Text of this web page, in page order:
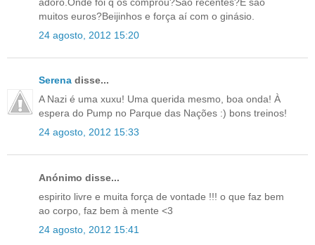
muitos euros?Beijinhos e força aí com o ginásio.
24 agosto, 2012 15:20
Serena disse...
A Nazi é uma xuxu! Uma querida mesmo, boa onda! À
espera do Pump no Parque das Nações :) bons treinos!
24 agosto, 2012 15:33
Anónimo disse...
espirito livre e muita força de vontade !!! o que faz bem
ao corpo, faz bem à mente <3
24 agosto, 2012 15:41